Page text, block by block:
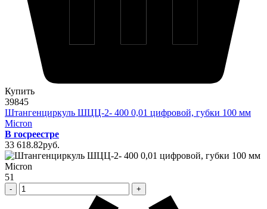
Купить
39845
Штангенциркуль ШЦЦ-2- 400 0,01 цифровой, губки 100 мм
Micron
В госреестре
33 618.82pуб.
51